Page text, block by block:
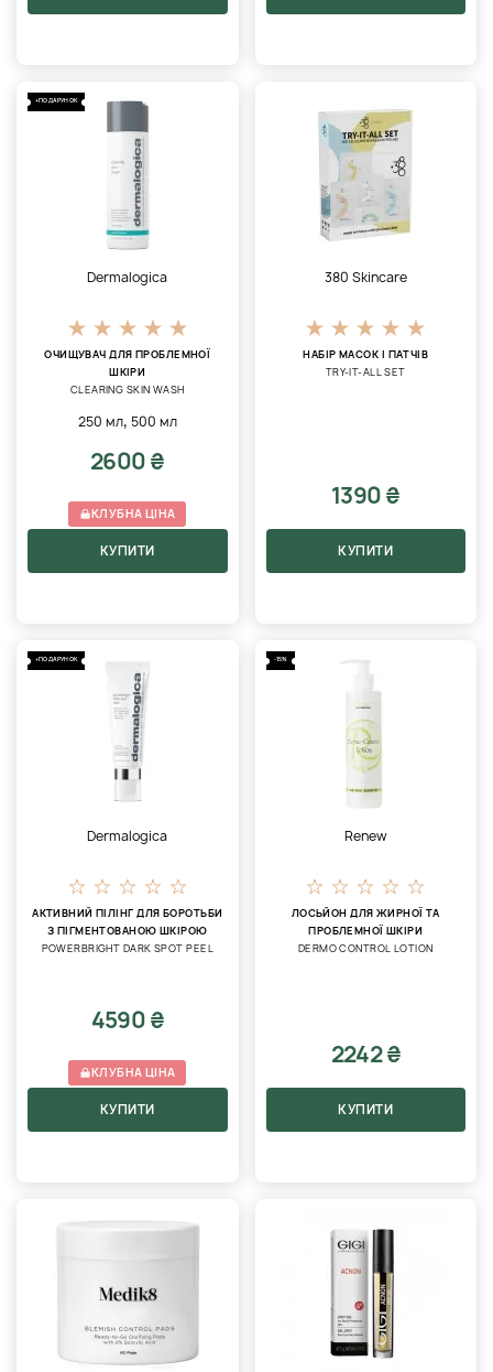
+ПОДАРУНОК
Dermalogica
ОЧИЩУВАЧ ДЛЯ ПРОБЛЕМНОЇ
ШКІРИ
CLEARING SKIN WASH
250 мл, 500 мл
2600 ₴
КЛУБНА ЦІНА
КУПИТИ
380 Skincare
НАБІР МАСОК І ПАТЧІВ
TRY-IT-ALL SET
1390 ₴
КУПИТИ
+ПОДАРУНОК
Dermalogica
АКТИВНИЙ ПІЛІНГ ДЛЯ БОРОТЬБИ
З ПІГМЕНТОВАНОЮ ШКІРОЮ
POWERBRIGHT DARK SPOT PEEL
4590 ₴
КЛУБНА ЦІНА
КУПИТИ
-15%
Renew
ЛОСЬЙОН ДЛЯ ЖИРНОЇ ТА
ПРОБЛЕМНОЇ ШКІРИ
DERMO CONTROL LOTION
2242 ₴
КУПИТИ